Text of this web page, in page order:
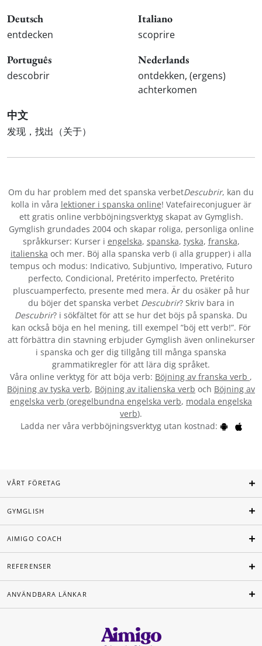
Deutsch
entdecken
Italiano
scoprire
Português
descobrir
Nederlands
ontdekken, (ergens)
achterkomen
中文
发现，找出（关于）
Om du har problem med det spanska verbetDescubrir, kan du
kolla in våra lektioner i spanska online! Vatefaireconjuguer är
ett gratis online verbböjningsverktyg skapat av Gymglish.
Gymglish grundades 2004 och skapar roliga, personliga online
språkkurser: Kurser i engelska, spanska, tyska, franska,
italienska och mer. Böj alla spanska verb (i alla grupper) i alla
tempus och modus: Indicativo, Subjuntivo, Imperativo, Futuro
perfecto, Condicional, Pretérito imperfecto, Pretérito
pluscuamperfecto, presente med mera. Är du osäker på hur
du böjer det spanska verbet Descubrir? Skriv bara in
Descubrir? i sökfältet för att se hur det böjs på spanska. Du
kan också böja en hel mening, till exempel ”böj ett verb!”. För
att förbättra din stavning erbjuder Gymglish även onlinekurser
i spanska och ger dig tillgång till många spanska
grammatikregler för att lära dig språket.
Våra online verktyg för att böja verb: Böjning av franska verb ,
Böjning av tyska verb, Böjning av italienska verb och Böjning av
engelska verb (oregelbundna engelska verb, modala engelska
verb).
Ladda ner våra verbböjningsverktyg utan kostnad:
VÅRT FÖRETAG
GYMGLISH
AIMIGO COACH
REFERENSER
ANVÄNDBARA LÄNKAR